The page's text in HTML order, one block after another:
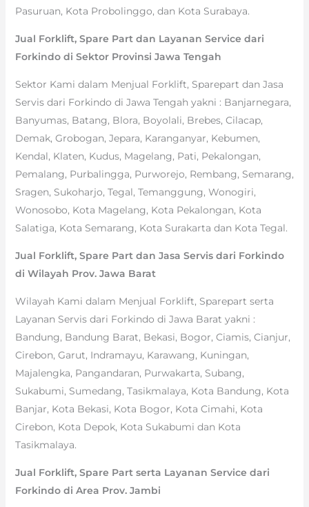
Pasuruan, Kota Probolinggo, dan Kota Surabaya.
Jual Forklift, Spare Part dan Layanan Service dari
Forkindo di Sektor Provinsi Jawa Tengah
Sektor Kami dalam Menjual Forklift, Sparepart dan Jasa
Servis dari Forkindo di Jawa Tengah yakni : Banjarnegara,
Banyumas, Batang, Blora, Boyolali, Brebes, Cilacap,
Demak, Grobogan, Jepara, Karanganyar, Kebumen,
Kendal, Klaten, Kudus, Magelang, Pati, Pekalongan,
Pemalang, Purbalingga, Purworejo, Rembang, Semarang,
Sragen, Sukoharjo, Tegal, Temanggung, Wonogiri,
Wonosobo, Kota Magelang, Kota Pekalongan, Kota
Salatiga, Kota Semarang, Kota Surakarta dan Kota Tegal.
Jual Forklift, Spare Part dan Jasa Servis dari Forkindo
di Wilayah Prov. Jawa Barat
Wilayah Kami dalam Menjual Forklift, Sparepart serta
Layanan Servis dari Forkindo di Jawa Barat yakni :
Bandung, Bandung Barat, Bekasi, Bogor, Ciamis, Cianjur,
Cirebon, Garut, Indramayu, Karawang, Kuningan,
Majalengka, Pangandaran, Purwakarta, Subang,
Sukabumi, Sumedang, Tasikmalaya, Kota Bandung, Kota
Banjar, Kota Bekasi, Kota Bogor, Kota Cimahi, Kota
Cirebon, Kota Depok, Kota Sukabumi dan Kota
Tasikmalaya.
Jual Forklift, Spare Part serta Layanan Service dari
Forkindo di Area Prov. Jambi